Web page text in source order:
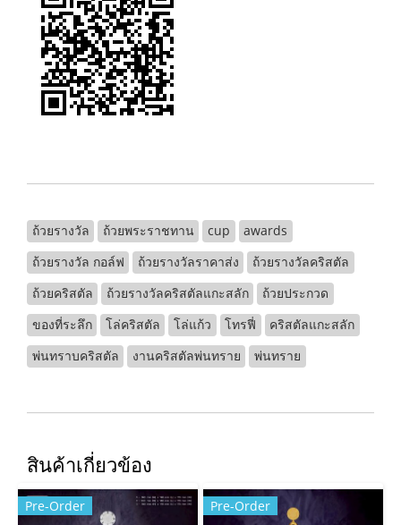
ถ้วยรางวัล ถ้วยพระราชทาน cup
awards
ถ้วยรางวัล กอล์ฟ
ถ้วยรางวัลราคาส่ง
ถ้วยรางวัลคริสตัล
ถ้วยคริสตัล
ถ้วยรางวัลคริสตัลแกะสลัก
ถ้วยประกวด
ของที่ระลึก
โล่คริสตัล โล่แก้ว โทรฟี่
คริสตัลแกะสลัก
พ่นทราบคริสตัล
งานคริสตัลพ่นทราย พ่นทราย
สินค้าเกี่ยวข้อง
Pre-Order Pre-Order